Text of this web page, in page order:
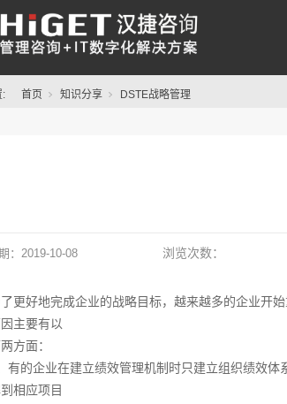
: 首页 知识分享 DSTE战略管理
： 2019-10-08 浏览次数：
更好地完成企业的战略目标，越来越多的企业开
主要有以
方面：
有的企业在建立绩效管理机制时只建立组织绩效
相应项目